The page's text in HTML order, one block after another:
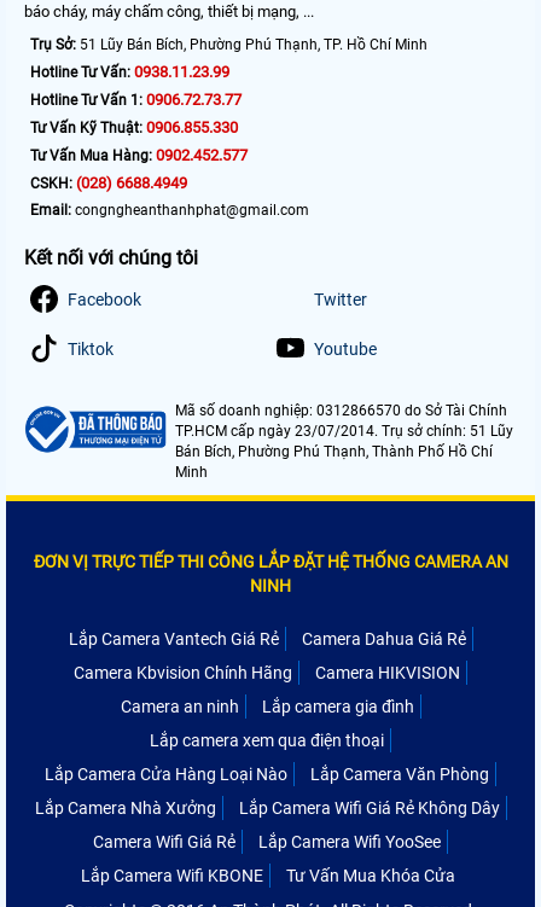
báo cháy, máy chấm công, thiết bị mạng, ...
Trụ Sở: 51 Lũy Bán Bích, Phường Phú Thạnh, TP. Hồ Chí Minh
Hotline Tư Vấn: 0938.11.23.99
Hotline Tư Vấn 1: 0906.72.73.77
Tư Vấn Kỹ Thuật: 0906.855.330
Tư Vấn Mua Hàng: 0902.452.577
CSKH: (028) 6688.4949
Email: congngheanthanhphat@gmail.com
Kết nối với chúng tôi
Facebook Twitter
Tiktok Youtube
Mã số doanh nghiệp: 0312866570 do Sở Tài Chính
TP.HCM cấp ngày 23/07/2014. Trụ sở chính: 51 Lũy
Bán Bích, Phường Phú Thạnh, Thành Phố Hồ Chí
Minh
ĐƠN VỊ TRỰC TIẾP THI CÔNG LẮP ĐẶT HỆ THỐNG CAMERA AN
NINH
Lắp Camera Vantech Giá Rẻ
Camera Dahua Giá Rẻ
Camera Kbvision Chính Hãng
Camera HIKVISION
Camera an ninh
Lắp camera gia đình
Lắp camera xem qua điện thoại
Lắp Camera Cửa Hàng Loại Nào
Lắp Camera Văn Phòng
Lắp Camera Nhà Xưởng
Lắp Camera Wifi Giá Rẻ Không Dây
Camera Wifi Giá Rẻ
Lắp Camera Wifi YooSee
Lắp Camera Wifi KBONE
Tư Vấn Mua Khóa Cửa